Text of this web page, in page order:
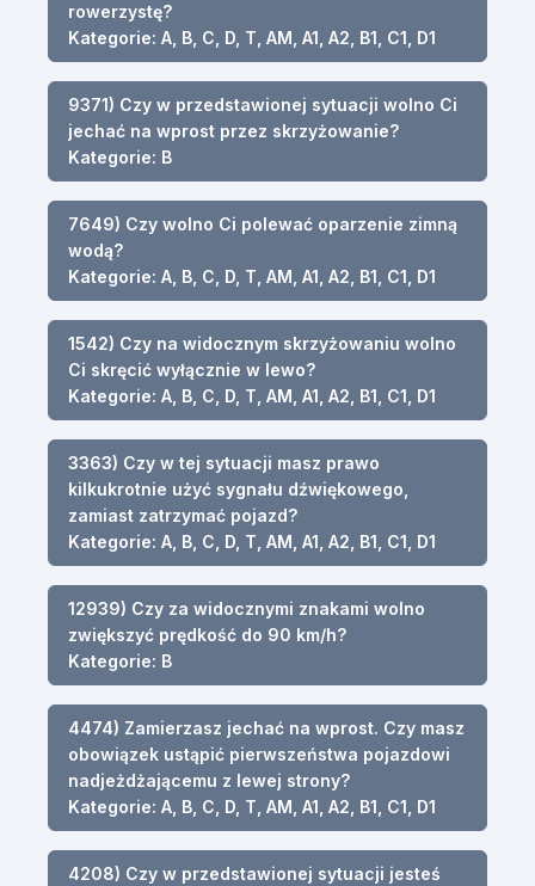
rowerzystę?
Kategorie: A, B, C, D, T, AM, A1, A2, B1, C1, D1
9371) Czy w przedstawionej sytuacji wolno Ci
jechać na wprost przez skrzyżowanie?
Kategorie: B
7649) Czy wolno Ci polewać oparzenie zimną
wodą?
Kategorie: A, B, C, D, T, AM, A1, A2, B1, C1, D1
1542) Czy na widocznym skrzyżowaniu wolno
Ci skręcić wyłącznie w lewo?
Kategorie: A, B, C, D, T, AM, A1, A2, B1, C1, D1
3363) Czy w tej sytuacji masz prawo
kilkukrotnie użyć sygnału dźwiękowego,
zamiast zatrzymać pojazd?
Kategorie: A, B, C, D, T, AM, A1, A2, B1, C1, D1
12939) Czy za widocznymi znakami wolno
zwiększyć prędkość do 90 km/h?
Kategorie: B
4474) Zamierzasz jechać na wprost. Czy masz
obowiązek ustąpić pierwszeństwa pojazdowi
nadjeżdżającemu z lewej strony?
Kategorie: A, B, C, D, T, AM, A1, A2, B1, C1, D1
4208) Czy w przedstawionej sytuacji jesteś